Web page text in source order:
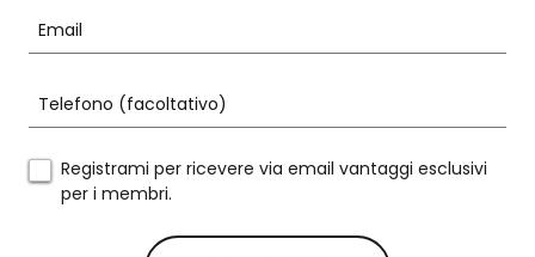
Registrami per ricevere via email vantaggi esclusivi
per i membri.